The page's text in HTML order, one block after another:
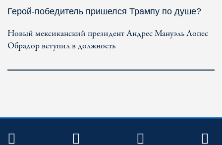
Герой-победитель пришелся Трампу по душе?
Новый мексиканский президент Андрес Мануэль Лопес
Обрадор вступил в должность
TWITTER FACEBOOKYOUTUBE